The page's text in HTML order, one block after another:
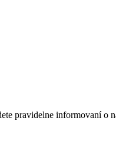
pravidelne informovaní o